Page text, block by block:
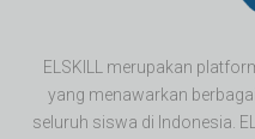
ELSKILL merupakan
yang menawarkan
seluruh siswa di Indonesia.